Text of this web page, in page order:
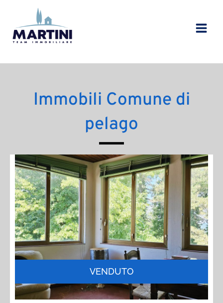
contenuto
Immobili Comune di
pelago
VENDUTO